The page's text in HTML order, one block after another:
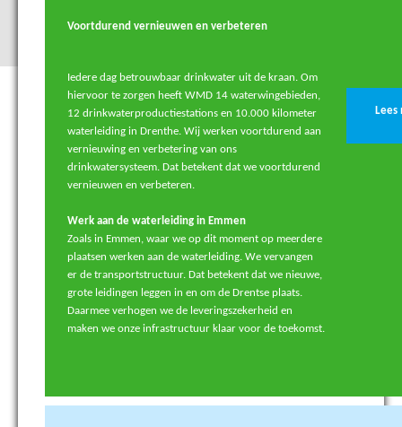
Voortdurend vernieuwen en verbeteren
Iedere dag betrouwbaar drinkwater uit de kraan. Om
hiervoor te zorgen heeft WMD 14 waterwingebieden,
12 drinkwaterproductiestations en 10.000 kilometer
waterleiding in Drenthe. Wij werken voortdurend aan
vernieuwing en verbetering van ons
drinkwatersysteem. Dat betekent dat we voortdurend
vernieuwen en verbeteren.
Werk aan de waterleiding in Emmen
Zoals in Emmen, waar we op dit moment op meerdere
plaatsen werken aan de waterleiding. We vervangen
er de transportstructuur. Dat betekent dat we nieuwe,
grote leidingen leggen in en om de Drentse plaats.
Daarmee verhogen we de leveringszekerheid en
maken we onze infrastructuur klaar voor de toekomst.